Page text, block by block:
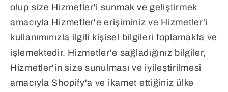
olup size Hizmetler'i sunmak ve geliştirmek
amacıyla Hizmetler'e erişiminiz ve Hizmetler'i
kullanımınızla ilgili kişisel bilgileri toplamakta ve
işlemektedir. Hizmetler'e sağladığınız bilgiler,
Hizmetler'in size sunulması ve iyileştirilmesi
amacıyla Shopify'a ve ikamet ettiğiniz ülke